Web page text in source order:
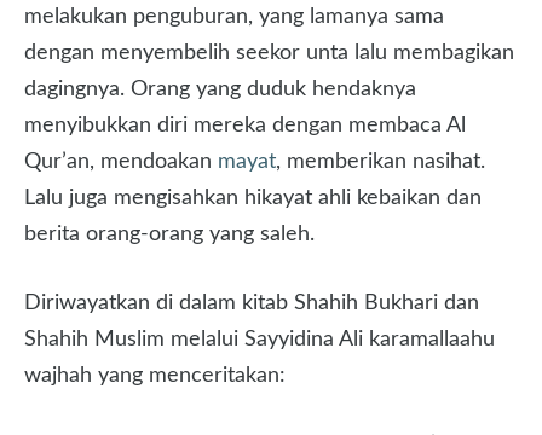
melakukan penguburan, yang lamanya sama
dengan menyembelih seekor unta lalu membagikan
dagingnya. Orang yang duduk hendaknya
menyibukkan diri mereka dengan membaca Al
Qur’an, mendoakan mayat, memberikan nasihat.
Lalu juga mengisahkan hikayat ahli kebaikan dan
berita orang-orang yang saleh.
Diriwayatkan di dalam kitab Shahih Bukhari dan
Shahih Muslim melalui Sayyidina Ali karamallaahu
wajhah yang menceritakan: